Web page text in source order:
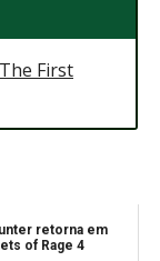
First
retorna em
of Rage 4